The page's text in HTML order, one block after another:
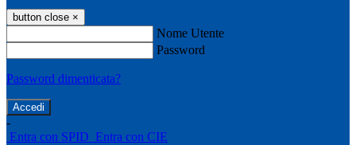
button close ×
Nome Utente
Password
Password dimenticata?
-
Entra con SPID Entra con CIE